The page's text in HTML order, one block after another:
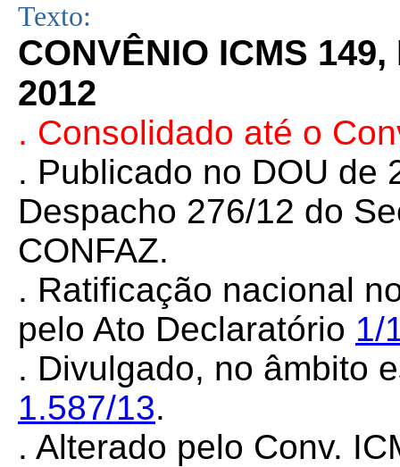
Texto:
CONVÊNIO ICMS
2012
. Consolidado até o
. Publicado no DOU de
Despacho 276/12 do
CONFAZ.
. Ratificação nacional
pelo Ato Declaratório 1/
. Divulgado, no âmbito
1.587/13.
. Alterado pelo Conv.